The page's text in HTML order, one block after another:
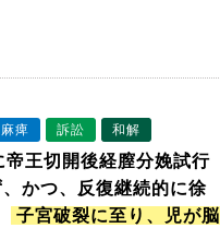
痺 訴訟 和解
王切開後経膣分娩試行
かつ、反復継続的に徐
子宮破裂に至り、児が脳